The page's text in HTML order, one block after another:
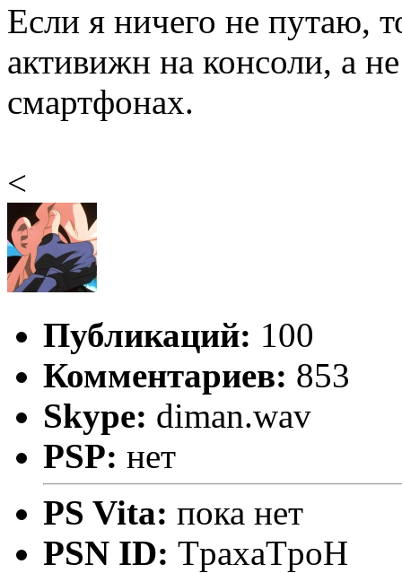
Если я ничего не путаю,
активижн на консоли, а
смартфонах.
<
Публикаций: 100
Комментариев: 853
Skype: diman.wav
PSP: нет
PS Vita: пока нет
PSN ID: TpaxaTpoH